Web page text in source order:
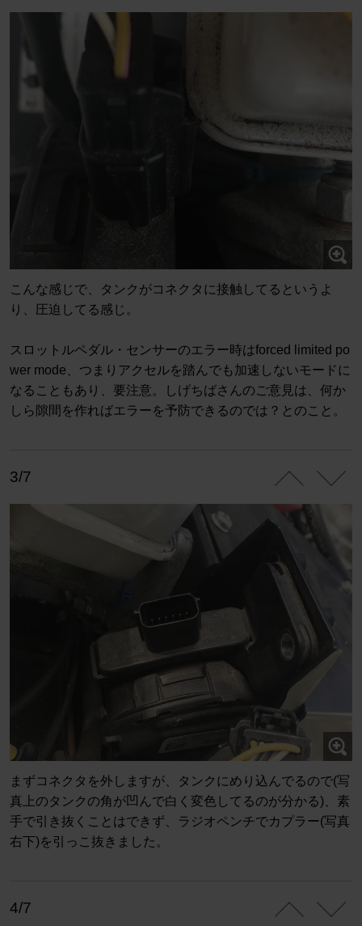
こんな感じで、タンクがコネクタに接触してるというよ
り、圧迫してる感じ。
スロットルペダル・センサーのエラー時はforced limited po
wer mode、つまりアクセルを踏んでも加速しないモードに
なることもあり、要注意。しげちばさんのご意見は、何か
しら隙間を作ればエラーを予防できるのでは？とのこと。
3/7
まずコネクタを外しますが、タンクにめり込んでるので(写
真上のタンクの角が凹んで白く変色してるのが分かる)、素
手で引き抜くことはできず、ラジオペンチでカプラー(写真
右下)を引っこ抜きました。
4/7